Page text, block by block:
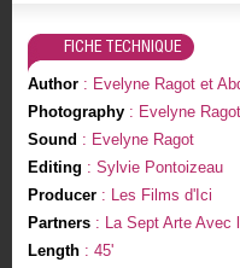
FICHE TECHNIQUE
Author: Evelyne Ragot et
Photography: Evelyne Ragot
Sound : Evelyne Ragot
Editing : Sylvie Pontoizeau
Producer: Les Films d'Ici
Partners: La Sept Arte Avec
Length: 45'